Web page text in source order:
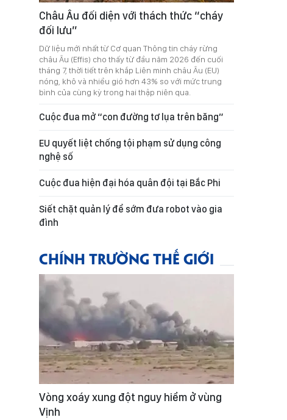
Châu Âu đối diện với thách thức “cháy
đối lưu”
Dữ liệu mới nhất từ Cơ quan Thông tin cháy rừng
châu Âu (Effis) cho thấy từ đầu năm 2026 đến cuối
tháng 7, thời tiết trên khắp Liên minh châu Âu (EU)
nóng, khô và nhiều gió hơn 43% so với mức trung
bình của cùng kỳ trong hai thập niên qua.
Cuộc đua mở “con đường tơ lụa trên băng”
EU quyết liệt chống tội phạm sử dụng công
nghệ số
Cuộc đua hiện đại hóa quân đội tại Bắc Phi
Siết chặt quản lý để sớm đưa robot vào gia
đình
CHÍNH TRƯỜNG THẾ GIỚI
Vòng xoáy xung đột nguy hiểm ở vùng
Vịnh